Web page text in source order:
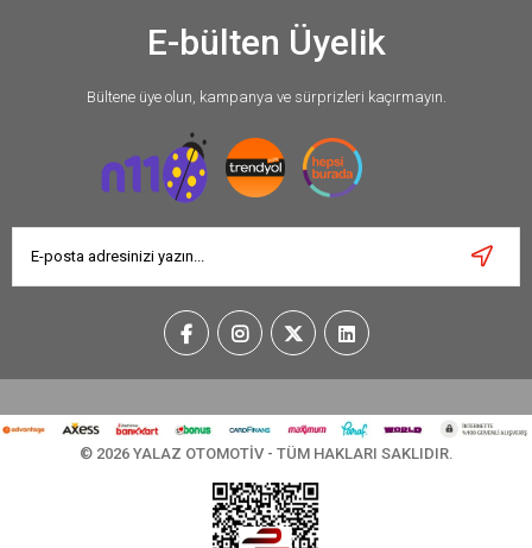
E-bülten Üyelik
Bültene üye olun, kampanya ve sürprizleri kaçırmayın.
© 2026 YALAZ OTOMOTİV - TÜM HAKLARI SAKLIDIR.